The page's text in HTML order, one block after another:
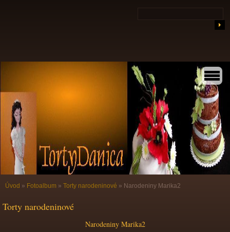
Úvod » Fotoalbum » Torty narodeninové » Narodeniny Marika2
Torty narodeninové
Narodeniny Marika2